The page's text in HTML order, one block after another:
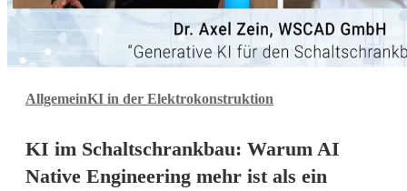
AllgemeinKI in der Elektrokonstruktion
Warum
KI im Schaltschrankbau: Warum AI
Native Engineering mehr ist als ein